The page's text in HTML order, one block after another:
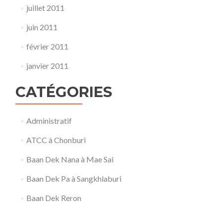
juillet 2011
juin 2011
février 2011
janvier 2011
CATÉGORIES
Administratif
ATCC à Chonburi
Baan Dek Nana à Mae Sai
Baan Dek Pa à Sangkhlaburi
Baan Dek Reron